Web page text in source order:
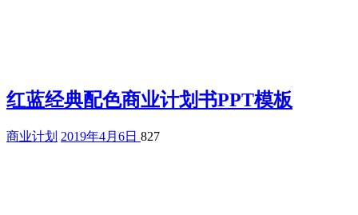
红蓝经典配色商业计划书PPT模板
商业计划 2019年4月6日 827